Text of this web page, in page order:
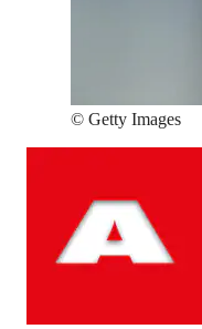
© Getty Images